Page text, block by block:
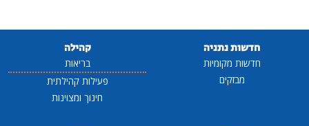
חדשות נתניה
חדשות מקומיות
מבזקים
קהילה
בריאות
פעילות קהילתית
חינוך ומצוינות